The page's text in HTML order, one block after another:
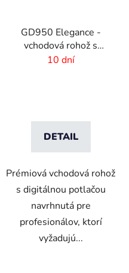
GD950 Elegance -
vchodová rohož s
digitálnou potlačou - 6
10 dní
DETAIL
Prémiová vchodová rohož
s digitálnou potlačou
navrhnutá pre
profesionálov, ktorí
vyžadujú...